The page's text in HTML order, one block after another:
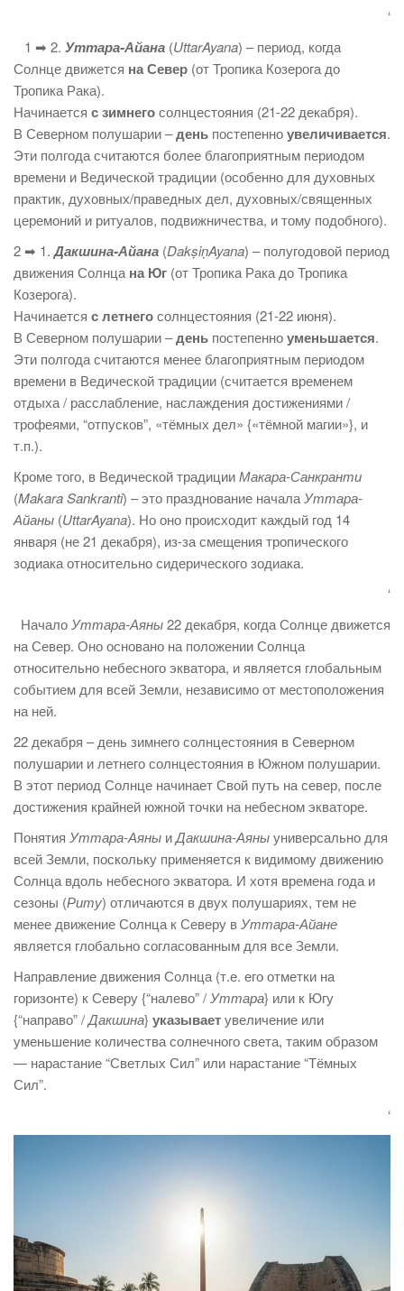
‘
1 ➡ 2. Уттара-Айана (UttarAyana) – период, когда
Солнце движется на Север (от Тропика Козерога до
Тропика Рака).
Начинается с зимнегосолнцестояния (21-22 декабря).
В Северном полушарии –день постепенноувеличивается.
Эти полгода считаются более благоприятным периодом
времени и Ведической традиции (особенно для духовных
практик, духовных/праведных дел, духовных/священных
церемоний и ритуалов, подвижничества, и тому подобного).
2 ➡ 1.Дакшина-Айана (DakṣiṇAyana) – полугодовой период
движения Солнца на Юг (от Тропика Рака до Тропика
Козерога).
Начинается с летнегосолнцестояния (21-22 июня).
В Северном полушарии –день постепенноуменьшается.
Эти полгода считаются менее благоприятным периодом
времени в Ведической традиции (считается временем
отдыха / расслабление, наслаждения достижениями /
трофеями, “отпусков”, «тёмных дел» {«тёмной магии»}, и
т.п.).
Кроме того, в Ведической традицииМакара-Санкранти
(Makara Sankranti) – это празднование началаУттара-
Айаны (UttarAyana). Но оно происходит каждый год 14
января (не 21 декабря), из-за смещения тропического
зодиака относительно сидерического зодиака.
‘
НачалоУттара-Аяны22 декабря, когда Солнце движется
на Север. Оно основано на положении Солнца
относительно небесного экватора, и является глобальным
событием для всей Земли, независимо от местоположения
на ней.
22 декабря – день зимнего солнцестояния в Северном
полушарии и летнего солнцестояния в Южном полушарии.
В этот период Солнце начинает Свой путь на север, после
достижения крайней южной точки на небесном экваторе.
Понятия Уттара-Аяны иДакшина-Аяныуниверсально для
всей Земли, поскольку применяется к видимому движению
Солнца вдоль небесного экватора. И хотя времена года и
сезоны (Риту) отличаются в двух полушариях, тем не
менее движение Солнца к Северу вУттара-Айане
является глобально согласованным для все Земли.
Направление движения Солнца (т.е. его отметки на
горизонте) к Северу {“налево” /Уттара} или к Югу
{“направо” /Дакшина} указываетувеличение или
уменьшение количества солнечного света, таким образом
— нарастание “Светлых Сил” или нарастание “Тёмных
Сил”.
‘